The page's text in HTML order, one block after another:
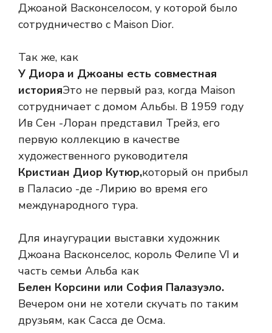
Джоаной Васконселосом, у которой было
сотрудничество с Maison Dior.
Так же, как
У Диора и Джоаны есть совместная
историяЭто не первый раз, когда Maison
сотрудничает с домом Альбы. В 1959 году
Ив Сен -Лоран представил Трейз, его
первую коллекцию в качестве
художественного руководителя
Кристиан Диор Кутюр,который он прибыл
в Паласио -де -Лирию во время его
международного тура.
Для инаугурации выставки художник
Джоана Васконселос, король Фелипе VI и
часть семьи Альба как
Белен Корсини или София Палазуэло.
Вечером они не хотели скучать по таким
друзьям, как Сасса де Осма.